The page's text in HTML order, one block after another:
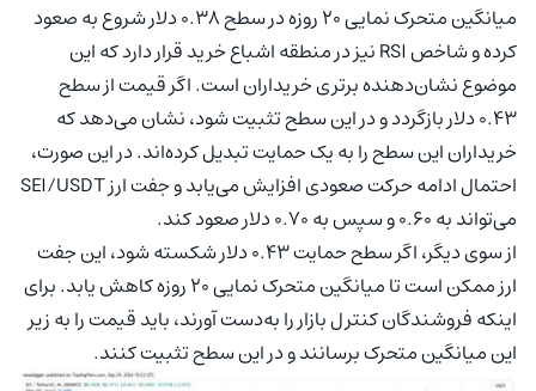
میانگین متحرک نمایی 20 روزه در سطح 0.38 دلار شروع به صعود
کرده و شاخص RSI نیز در منطقه اشباع خرید قرار دارد که این
موضوع نشان‌دهنده برتری خریداران است. اگر قیمت از سطح
0.43 دلار بازگردد و در این سطح تثبیت شود، نشان می‌دهد که
خریداران این سطح را به یک حمایت تبدیل کرده‌اند. در این صورت،
احتمال ادامه حرکت صعودی افزایش می‌یابد و جفت ارز SEI/USDT
می‌تواند به 0.60 و سپس به 0.70 دلار صعود کند.
از سوی دیگر، اگر سطح حمایت 0.43 دلار شکسته شود، این جفت
ارز ممکن است تا میانگین متحرک نمایی 20 روزه کاهش یابد. برای
اینکه فروشندگان کنترل بازار را به‌دست آورند، باید قیمت را به زیر
این میانگین متحرک برسانند و در این سطح تثبیت کنند.